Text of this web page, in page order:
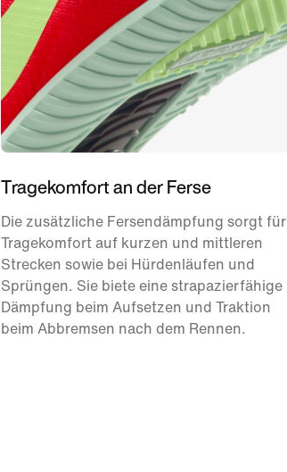
Tragekomfort an der Ferse
Die zusätzliche Fersendämpfung sorgt für
Tragekomfort auf kurzen und mittleren
Strecken sowie bei Hürdenläufen und
Sprüngen. Sie biete eine strapazierfähige
Dämpfung beim Aufsetzen und Traktion
beim Abbremsen nach dem Rennen.